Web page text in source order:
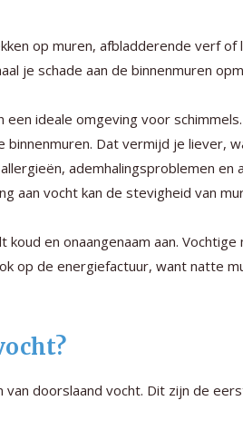
op muren, afbladderende verf of
je schade aan de binnenmuren
een ideale omgeving voor
Dat vermijd je liever,
ademhalingsproblemen en
aan vocht kan de stevigheid van
koud en onaangenaam aan.
op de energiefactuur, want natte
doorslaand vocht. Dit zijn de